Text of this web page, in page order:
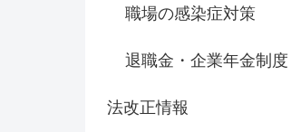
職場の感染症対策
退職金・企業年金制度
法改正情報